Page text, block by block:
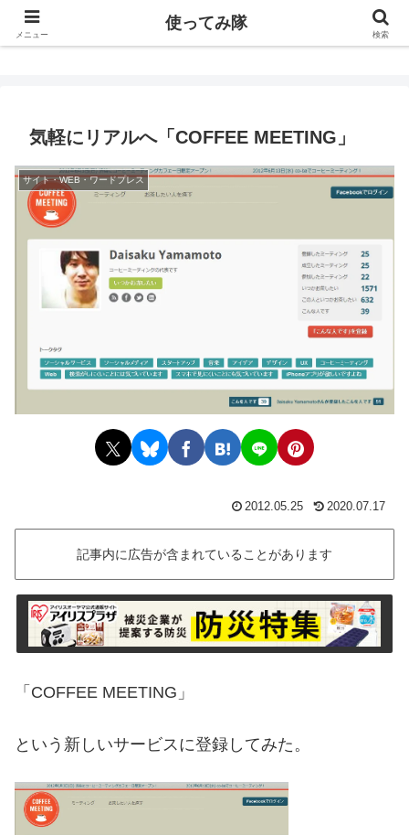
使ってみ隊
気軽にリアルへ「COFFEE MEETING」
サイト・WEB・ワードプレス
2012.05.25 2020.07.17
記事内に広告が含まれていることがあります
「COFFEE MEETING」
という新しいサービスに登録してみた。
メニュー
使ってみ隊
検索